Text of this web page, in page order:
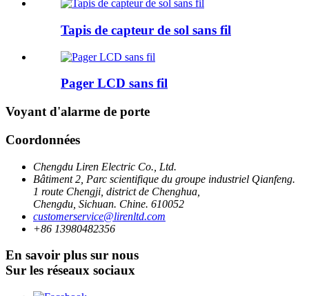
Tapis de capteur de sol sans fil
Pager LCD sans fil
Voyant d'alarme de porte
Coordonnées
Chengdu Liren Electric Co., Ltd.
Bâtiment 2, Parc scientifique du groupe industriel Qianfeng.
1 route Chengji, district de Chenghua,
Chengdu, Sichuan. Chine. 610052
customerservice@lirenltd.com
+86 13980482356
En savoir plus sur nous
Sur les réseaux sociaux